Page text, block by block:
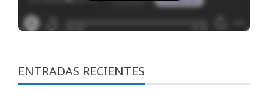
ENTRADAS RECIENTES